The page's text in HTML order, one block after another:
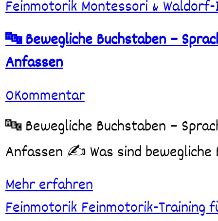
Bewegliche
–
Sprachförderung
&
Feinmotorik
Anfassen
FeinmotorikMontessori &
🔤 Bewegliche Buchstaben –
Anfassen
0Kommentar
🔤 Bewegliche Buchstaben – Sprachförderung & Feinmotorik zum
Anfassen ✍️ Was sind bewegliche
Mehr erfahren
Buchstaben
mit
FeinmotorikFeinmotorik-Training